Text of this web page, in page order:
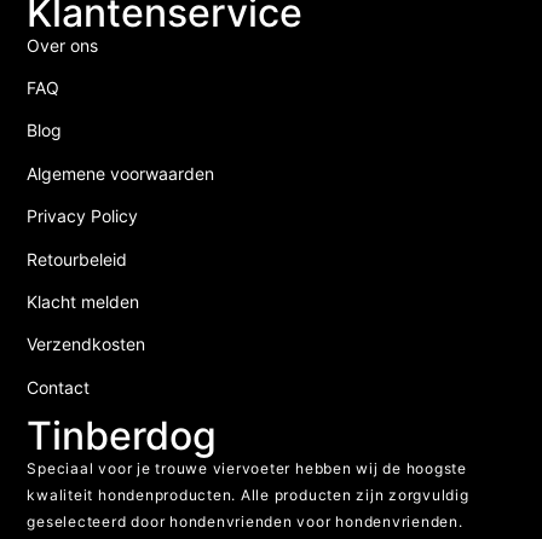
Klantenservice
Over ons
FAQ
Blog
Algemene voorwaarden
Privacy Policy
Retourbeleid
Klacht melden
Verzendkosten
Contact
Tinberdog
Speciaal voor je trouwe viervoeter hebben wij de hoogste
kwaliteit hondenproducten. Alle producten zijn zorgvuldig
geselecteerd door hondenvrienden voor hondenvrienden.